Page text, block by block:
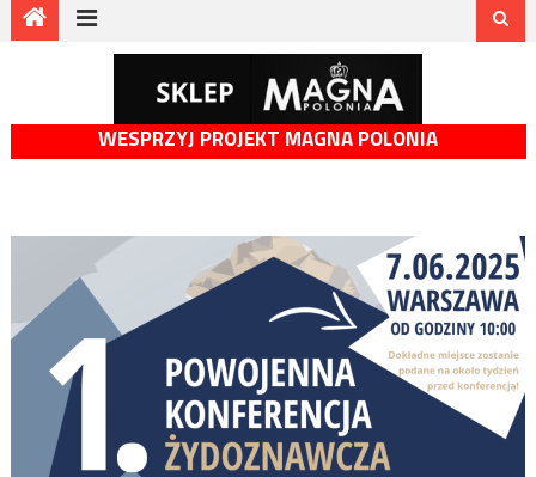
WESPRZYJ PROJEKT MAGNA POLONIA